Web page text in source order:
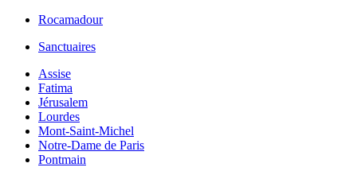
Rocamadour
Sanctuaires
Assise
Fatima
Jérusalem
Lourdes
Mont-Saint-Michel
Notre-Dame de Paris
Pontmain